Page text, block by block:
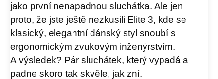
jako první nenapadnou sluchátka. Ale jen
proto, že jste ještě nezkusili Elite 3, kde se
klasický, elegantní dánský styl snoubí s
ergonomickým zvukovým inženýrstvím.
A výsledek? Pár sluchátek, který vypadá a
padne skoro tak skvěle, jak zní.